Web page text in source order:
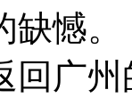
憾。
广州